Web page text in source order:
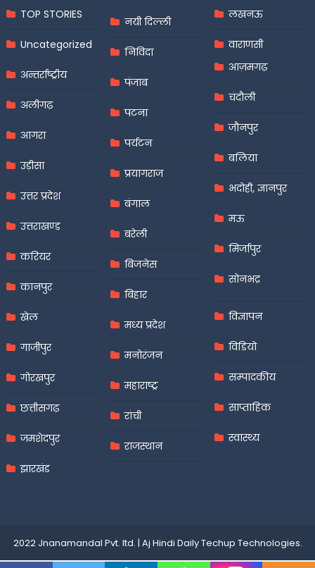
TOP STORIES
Uncategorized
अन्तर्राष्ट्रीय
अलीगढ़
आगरा
उड़ीसा
उत्तर प्रदेश
उत्तराखण्ड
करियर
कानपुर
खेल
गाजीपुर
गोरखपुर
छत्तीसगढ़
जमशेदपुर
झारखंड
नयी दिल्ली
निविदा
पंजाब
पटना
पर्यटन
प्रयागराज
बंगाल
बरेली
बिजनेस
बिहार
मध्य प्रदेश
मनोरंजन
महाराष्ट्र
रांची
राजस्थान
लखनऊ
वाराणसी
आज़मगढ़
चंदौली
जौनपुर
बलिया
भदोही, ज्ञानपुर
मऊ
मिर्जापुर
सोनभद्र
विज्ञापन
विडियो
सम्पादकीय
साप्ताहिक
स्वास्थ्य
2022 Jnanamandal Pvt. ltd. | Aj Hindi DailyTechup Technologies.